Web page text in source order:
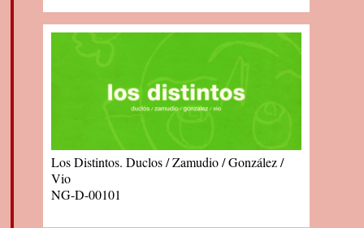
de la obra.
Los Distintos. Duclos / Zamudio / González /
Vio
NG-D-00101